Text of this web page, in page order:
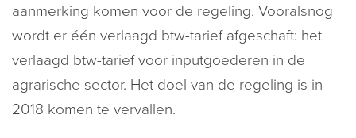
aanmerking komen voor de regeling. Vooralsnog
wordt er één verlaagd btw-tarief afgeschaft: het
verlaagd btw-tarief voor inputgoederen in de
agrarische sector. Het doel van de regeling is in
2018 komen te vervallen.